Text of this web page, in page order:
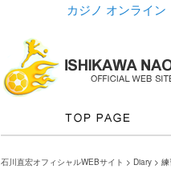
カジノ オンライン
石川直宏オフィシャルWEBサイト > Diary >